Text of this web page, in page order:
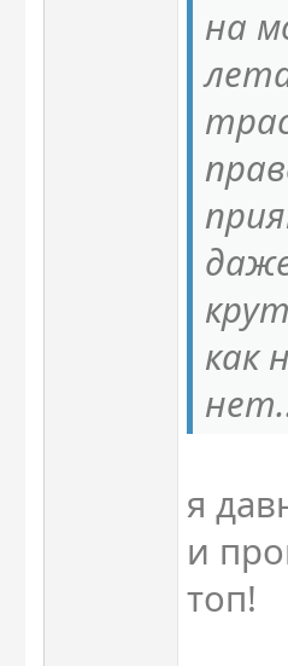
на
как
я
и
топ!